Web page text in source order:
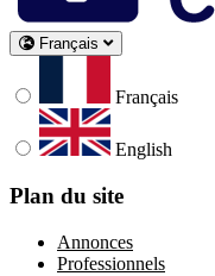
Français
Français
English
Plan du site
Annonces
Professionnels